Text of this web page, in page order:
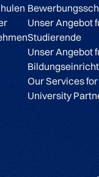
Unser Angebot
Studierende
Unser Angebot
Our Services for
University